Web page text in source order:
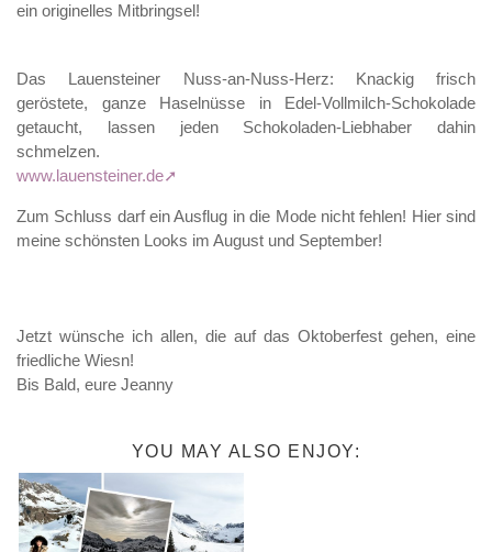
ein originelles Mitbringsel!
Das Lauensteiner Nuss-an-Nuss-Herz: Knackig frisch
geröstete, ganze Haselnüsse in Edel-Vollmilch-Schokolade
getaucht, lassen jeden Schokoladen-Liebhaber dahin
schmelzen.
www.lauensteiner.de
Zum Schluss darf ein Ausflug in die Mode nicht fehlen! Hier sind
meine schönsten Looks im August und September!
Jetzt wünsche ich allen, die auf das Oktoberfest gehen, eine
friedliche Wiesn!
Bis Bald, eure Jeanny
YOU MAY ALSO ENJOY: